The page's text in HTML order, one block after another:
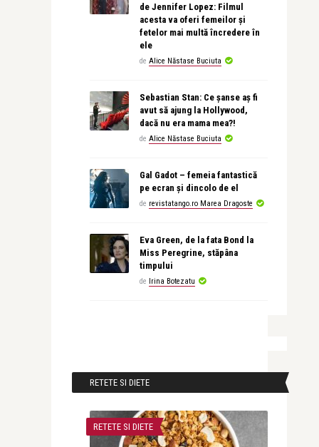
de Jennifer Lopez: Filmul
acesta va oferi femeilor și
fetelor mai multă încredere în
ele
de Alice Năstase Buciuta
Sebastian Stan: Ce șanse aș fi
avut să ajung la Hollywood,
dacă nu era mama mea?!
de Alice Năstase Buciuta
Gal Gadot – femeia fantastică
pe ecran și dincolo de el
de revistatango.ro Marea Dragoste
Eva Green, de la fata Bond la
Miss Peregrine, stăpâna
timpului
de Irina Botezatu
RETETE SI DIETE
RETETE SI DIETE